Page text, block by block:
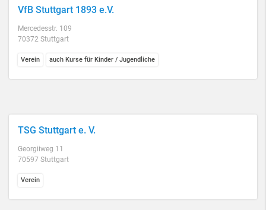
VfB Stuttgart 1893 e.V.
Mercedesstr. 109
70372 Stuttgart
Verein auch Kurse für Kinder / Jugendliche
TSG Stuttgart e. V.
Georgiiweg 11
70597 Stuttgart
Verein